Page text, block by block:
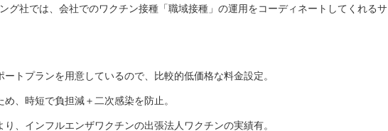
グ社では、会社でのワクチン接種「職域接種」の運用をコーディネートしてくれるサ
トプランを用意しているので、比較的低価格な料金設定。
、時短で負担減＋二次感染を防止。
、インフルエンザワクチンの出張法人ワクチンの実績有。